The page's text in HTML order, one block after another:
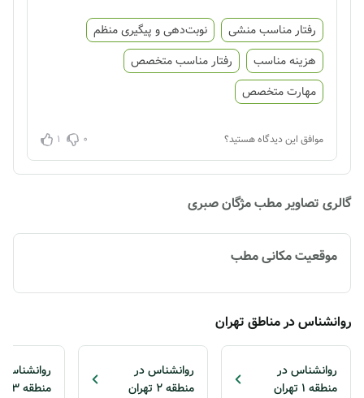
رفتار مناسب منشی
نوبت‌دهی و پیگیری منظم
هزینه مناسب
رفتار مناسب متخصص
مهارت متخصص
موافق این دیدگاه هستید؟ 0
1
گالری تصاویر مطب مژگان صبری
موقعیت مکانی مطب
روانشناس در مناطق تهران
روانشناس در
منطقه 1 تهران
روانشناس در
منطقه 2 تهران
روانشناس
منطقه 3 تهران